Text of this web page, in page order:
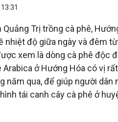
Trị trồng cà phê,
nhiệt độ giữa ngày và đêm
xem là dòng cà phê
ở Hướng Hóa có vị
năm qua, để giúp người
tái canh cây cà phê ở